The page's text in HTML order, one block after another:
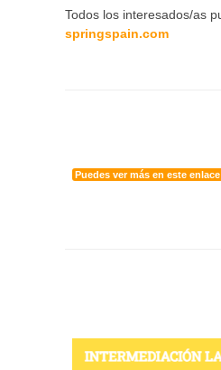
Todos los interesados/as
springspain.com
Puedes ver más en este